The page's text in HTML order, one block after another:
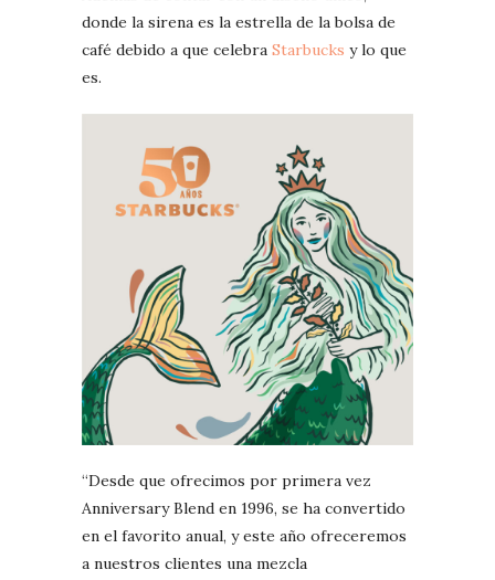
donde la sirena es la estrella de la bolsa de
café debido a que celebra Starbucks y lo que
es.
“Desde que ofrecimos por primera vez
Anniversary Blend en 1996, se ha convertido
en el favorito anual, y este año ofreceremos
a nuestros clientes una mezcla